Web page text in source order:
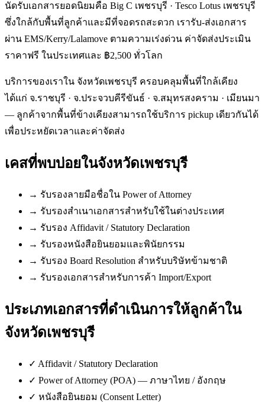
นัดรับเอกสารยอดนิยมคือ Big C เพชรบุรี · Tesco Lotus เพชรบุรี
ซึ่งใกล้กับพื้นที่ลูกค้าและมีที่จอดรถสะดวก เรารับ-ส่งเอกสาร
ผ่าน EMS/Kerry/Lalamove ตามความเร่งด่วน ค่าจัดส่งประเมิน
ราคาฟรี ในประเทศและ ฿2,500 ทั่วโลก
บริการของเราใน จังหวัดเพชรบุรี ครอบคลุมพื้นที่ใกล้เคียง
ได้แก่ จ.ราชบุรี · จ.ประจวบคีรีขันธ์ · จ.สมุทรสงคราม · เมียนมา
— ลูกค้าจากพื้นที่ข้างเคียงสามารถใช้บริการ pickup เดียวกันได้
เพื่อประหยัดเวลาและค่าจัดส่ง
เคสที่พบบ่อยในจังหวัดเพชรบุรี
→ รับรองลายมือชื่อใน Power of Attorney
→ รับรองสำเนาเอกสารสำหรับใช้ในต่างประเทศ
→ รับรอง Affidavit / Statutory Declaration
→ รับรองหนังสือยินยอมและพินัยกรรม
→ รับรอง Board Resolution สำหรับบริษัทข้ามชาติ
→ รับรองเอกสารสำหรับการค้า Import/Export
ประเภทเอกสารที่ดำเนินการให้ลูกค้าใน
จังหวัดเพชรบุรี
✓ Affidavit / Statutory Declaration
✓ Power of Attorney (POA) — ภาษาไทย / อังกฤษ
✓ หนังสือยินยอม (Consent Letter)